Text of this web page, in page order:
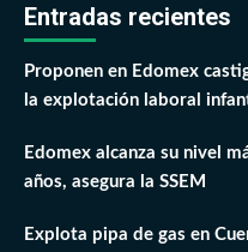
Entradas recientes
Proponen en Edomex
la explotación laboral
Edomex alcanza su nivel
años, asegura la SSEM
Explota pipa de gas en